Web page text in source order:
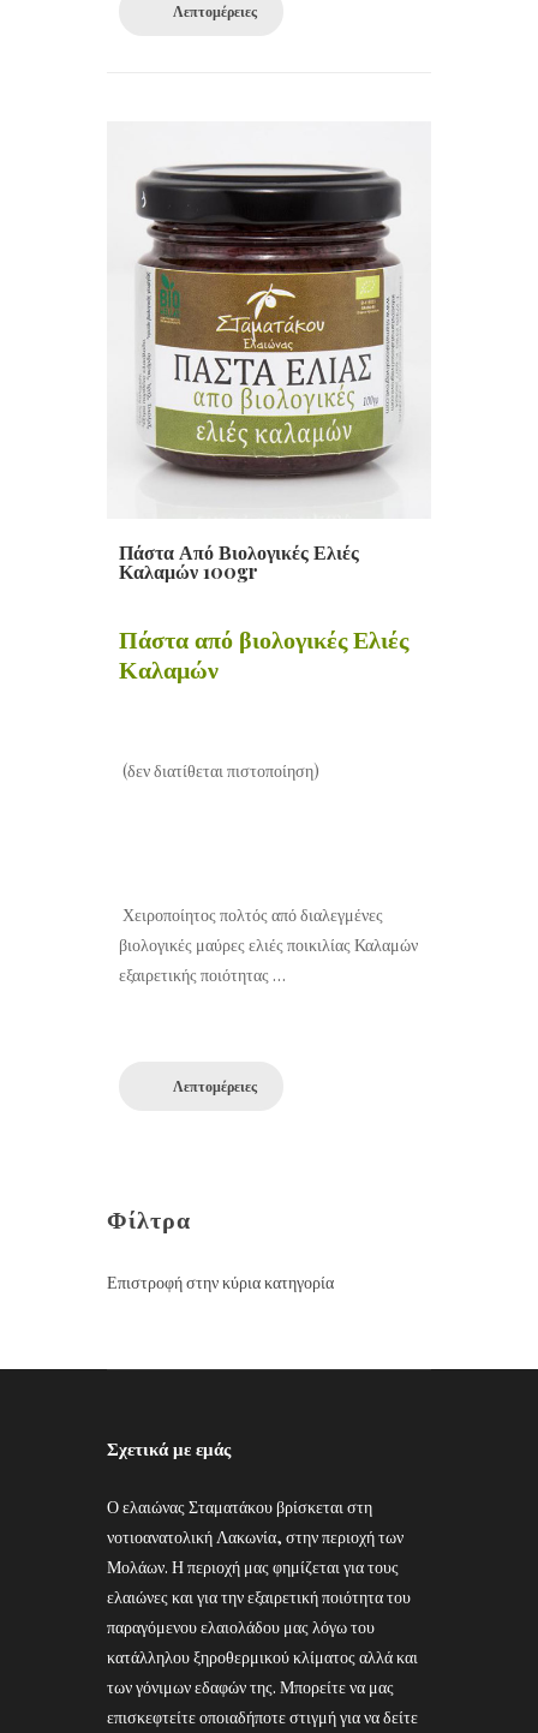
Φίλτρα
Επιστροφή στην κύρια κατηγορία
Λεπτομέρειες
Πάστα Από Βιολογικές Ελιές
Καλαμών 100gr
Πάστα από βιολογικές Ελιές
Καλαμών
(δεν διατίθεται πιστοποίηση)
Χειροποίητος πολτός από διαλεγμένες
βιολογικές μαύρες ελιές ποικιλίας Καλαμών
εξαιρετικής ποιότητας …
Λεπτομέρειες
Σχετικά με εμάς
Ο ελαιώνας Σταματάκου βρίσκεται στη
νοτιοανατολική Λακωνία, στην περιοχή των
Μολάων. Η περιοχή μας φημίζεται για τους
ελαιώνες και για την εξαιρετική ποιότητα του
παραγόμενου ελαιολάδου μας λόγω του
κατάλληλου ξηροθερμικού κλίματος αλλά και
των γόνιμων εδαφών της. Μπορείτε να μας
επισκεφτείτε οποιαδήποτε στιγμή για να δείτε